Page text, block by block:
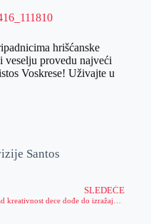
hrišćanske
veselju provedu najveći
Voskrese! Uživajte u
Santos
SLEDEĆE